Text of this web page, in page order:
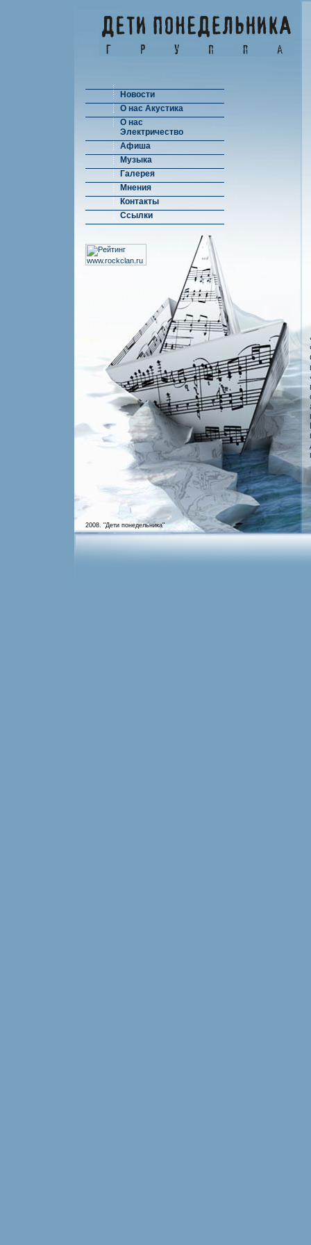
Новости
О нас Акустика
О нас
Электричество
Афиша
Музыка
Галерея
Мнения
Контакты
Ссылки
2008. "Дети понедельника"